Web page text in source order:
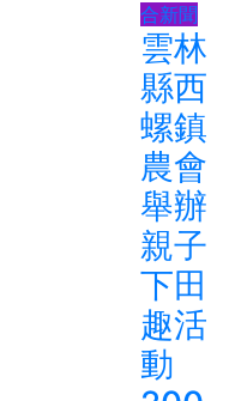
合新聞
雲林
縣西
螺鎮
農會
舉辦
親子
下田
趣活
動